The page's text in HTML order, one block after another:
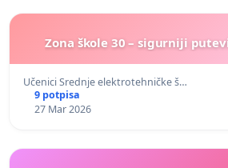
Zona škole 30 – sigurniji
Učenici Srednje elektrotehničke š…
9 potpisa
27 Mar 2026